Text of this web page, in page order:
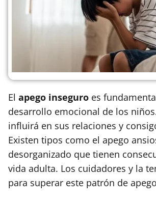
El apego inseguro es
desarrollo emocional de los
influirá en sus relaciones y
Existen tipos como el apego
desorganizado que tienen
vida adulta. Los cuidadores y la
para superar este patrón de